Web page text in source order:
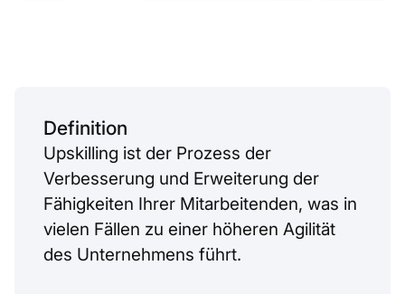
Definition
Upskilling ist der Prozess der
Verbesserung und Erweiterung der
Fähigkeiten Ihrer Mitarbeitenden, was in
vielen Fällen zu einer höheren Agilität
des Unternehmens führt.